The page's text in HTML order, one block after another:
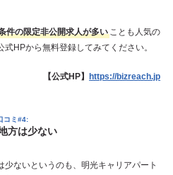
件の限定非公開求人が多いことも人気の
HPから無料登録してみてください。
【公式HP】https://bizreach.jp
コミ#4:
方は少ない
ないというのも、明光キャリアパート